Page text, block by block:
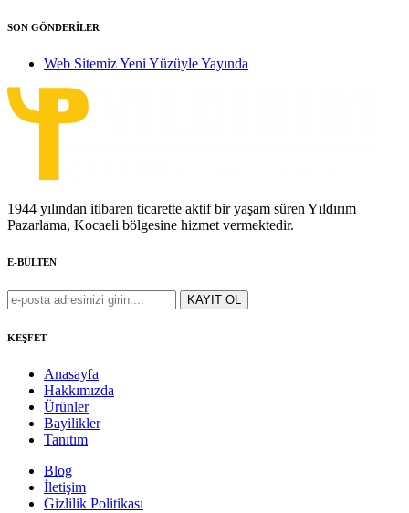
SON GÖNDERİLER
Web Sitemiz Yeni Yüzüyle Yayında
1944 yılından itibaren ticarette aktif bir yaşam süren Yıldırım
Pazarlama, Kocaeli bölgesine hizmet vermektedir.
E-BÜLTEN
KEŞFET
Anasayfa
Hakkımızda
Ürünler
Bayilikler
Tanıtım
Blog
İletişim
Gizlilik Politikası